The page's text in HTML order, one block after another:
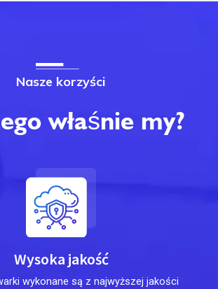
Nasze korzyści
właśnie my?
Wysoka jakość
wykonane są z najwyższej jakości